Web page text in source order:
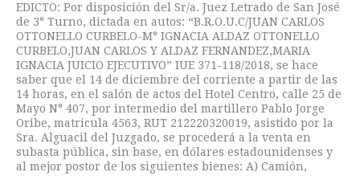
EDICTO: Por disposición del Sr/a. Juez Letrado de San José
de 3° Turno, dictada en autos: “B.R.O.U.C/JUAN CARLOS
OTTONELLO CURBELO-M° IGNACIA ALDAZ OTTONELLO
CURBELO,JUAN CARLOS Y ALDAZ FERNANDEZ,MARIA
IGNACIA JUICIO EJECUTIVO” IUE 371-118/2018, se hace
saber que el 14 de diciembre del corriente a partir de las
14 horas, en el salón de actos del Hotel Centro, calle 25 de
Mayo N° 407, por intermedio del martillero Pablo Jorge
Oribe, matricula 4563, RUT 212220320019, asistido por la
Sra. Alguacil del Juzgado, se procederá a la venta en
subasta pública, sin base, en dólares estadounidenses y
al mejor postor de los siguientes bienes: A) Camión,